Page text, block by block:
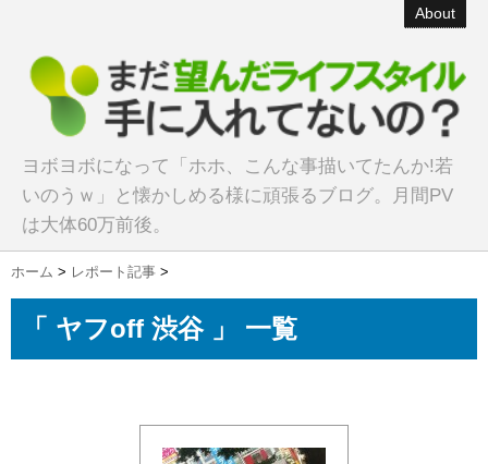
About
ヨボヨボになって「ホホ、こんな事描いてたんか!若
いのうｗ」と懐かしめる様に頑張るブログ。月間PV
は大体60万前後。
ホーム > レポート記事 >
「 ヤフoff 渋谷 」 一覧